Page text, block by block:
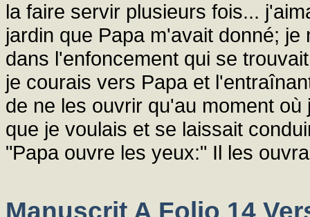
la faire servir plusieurs fois...
jardin que Papa m'avait donné;
dans l'enfoncement qui se
je courais vers Papa et
de ne les ouvrir qu'au moment
que je voulais et se laissait
"Papa ouvre les yeux:" Il les
Manuscrit A Folio 14